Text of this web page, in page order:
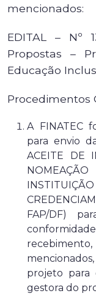
mencionados:
EDITAL – Nº
Propostas –
Educação
Procedimentos
A FINATEC
para envio
ACEITE DE
FAP/DF)
conformidade
projeto para
gestora do